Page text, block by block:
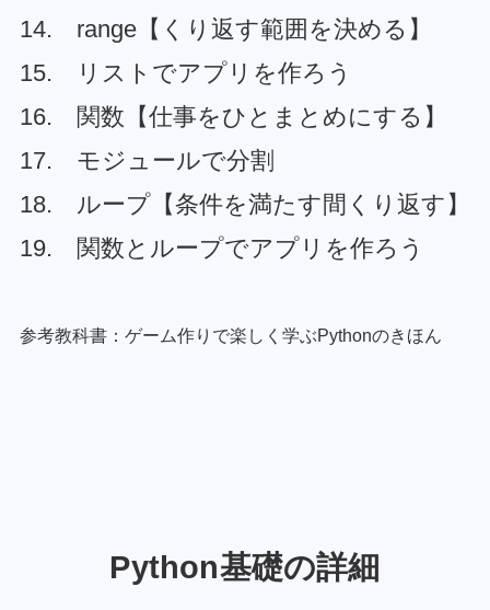
14. range【くり返す範囲を決める】
15. リストでアプリを作ろう
16. 関数【仕事をひとまとめにする】
17. モジュールで分割
18. ループ【条件を満たす間くり返す】
19. 関数とループでアプリを作ろう
参考教科書：ゲーム作りで楽しく学ぶPythonのきほん
Python基礎の詳細